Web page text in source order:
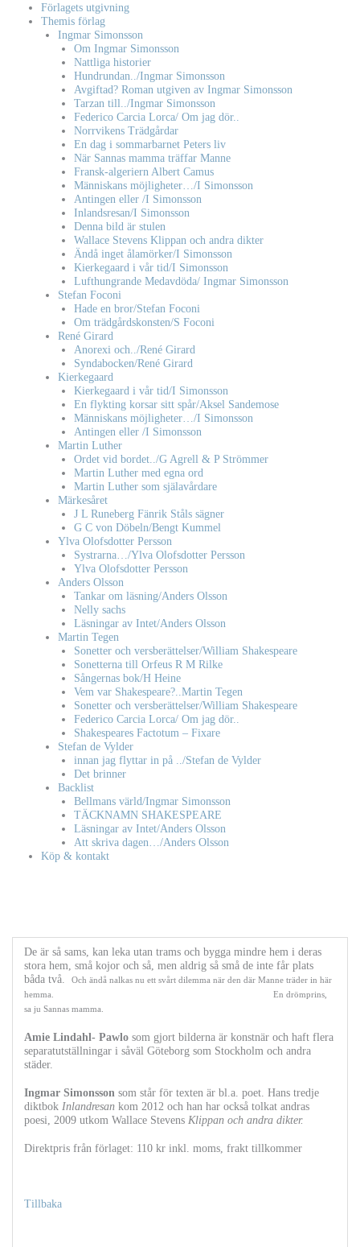
Förlagets utgivning
Themis förlag
Ingmar Simonsson
Om Ingmar Simonsson
Nattliga historier
Hundrundan../Ingmar Simonsson
Avgiftad? Roman utgiven av Ingmar Simonsson
Tarzan till../Ingmar Simonsson
Federico Carcia Lorca/ Om jag dör..
Norrvikens Trädgårdar
En dag i sommarbarnet Peters liv
När Sannas mamma träffar Manne
Fransk-algeriern Albert Camus
Människans möjligheter…/I Simonsson
Antingen eller /I Simonsson
Inlandsresan/I Simonsson
Denna bild är stulen
Wallace Stevens Klippan och andra dikter
Ändå inget ålamörker/I Simonsson
Kierkegaard i vår tid/I Simonsson
Lufthungrande Medavdöda/ Ingmar Simonsson
Stefan Foconi
Hade en bror/Stefan Foconi
Om trädgårdskonsten/S Foconi
René Girard
Anorexi och../René Girard
Syndabocken/René Girard
Kierkegaard
Kierkegaard i vår tid/I Simonsson
En flykting korsar sitt spår/Aksel Sandemose
Människans möjligheter…/I Simonsson
Antingen eller /I Simonsson
Martin Luther
Ordet vid bordet../G Agrell & P Strömmer
Martin Luther med egna ord
Martin Luther som själavårdare
Märkesåret
J L Runeberg Fänrik Ståls sägner
G C von Döbeln/Bengt Kummel
Ylva Olofsdotter Persson
Systrarna…/Ylva Olofsdotter Persson
Ylva Olofsdotter Persson
Anders Olsson
Tankar om läsning/Anders Olsson
Nelly sachs
Läsningar av Intet/Anders Olsson
Martin Tegen
Sonetter och versberättelser/William Shakespeare
Sonetterna till Orfeus R M Rilke
Sångernas bok/H Heine
Vem var Shakespeare?..Martin Tegen
Sonetter och versberättelser/William Shakespeare
Federico Carcia Lorca/ Om jag dör..
Shakespeares Factotum – Fixare
Stefan de Vylder
innan jag flyttar in på ../Stefan de Vylder
Det brinner
Backlist
Bellmans värld/Ingmar Simonsson
TÄCKNAMN SHAKESPEARE
Läsningar av Intet/Anders Olsson
Att skriva dagen…/Anders Olsson
Köp & kontakt
De är så sams, kan leka utan trams och bygga mindre hem i deras
stora hem, små kojor och så, men aldrig så små de inte får plats
båda två.
Och ändå nalkas nu ett svårt dilemma när den där Manne träder in här
hemma. En drömprins,
sa ju Sannas mamma.
Amie Lindahl- Pawlosom gjort bilderna är konstnär och haft flera
separatutställningar i såväl Göteborg som Stockholm och andra
städer.
Ingmar Simonsson som står för texten är bl.a. poet. Hans tredje
diktbok Inlandresankom 2012 och han har också tolkat andras
poesi, 2009 utkom Wallace Stevens Klippan och andra dikter.
Direktpris från förlaget: 110 kr inkl. moms, frakt tillkommer
Tillbaka